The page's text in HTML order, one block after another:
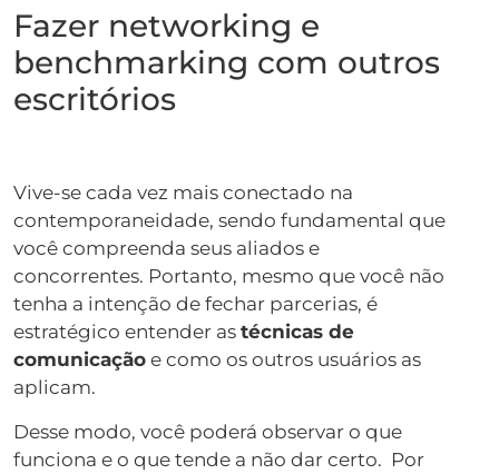
Fazer networking e
benchmarking com outros
escritórios
Vive-se cada vez mais conectado na
contemporaneidade, sendo fundamental que
você compreenda seus aliados e
concorrentes. Portanto, mesmo que você não
tenha a intenção de fechar parcerias, é
estratégico entender as técnicas de
comunicação e como os outros usuários as
aplicam.
Desse modo, você poderá observar o que
funciona e o que tende a não dar certo. Por